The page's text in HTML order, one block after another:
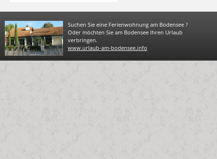
Suchen Sie eine Ferienwohnung am Bodensee ?
Oder möchten Sie am Bodensee Ihren Urlaub
verbringen.
www.urlaub-am-bodensee.info